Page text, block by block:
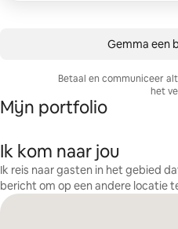
Gemma een
Betaal en communiceer
het
Mijn portfolio
Ik kom naar jou
Ik reis naar gasten in het gebied
bericht om op een andere locatie